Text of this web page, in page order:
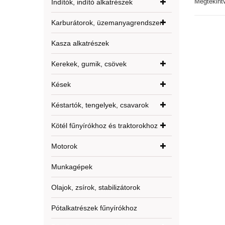
Indítók, indító alkatrészek
Karburátorok, üzemanyagrendszer
Kasza alkatrészek
Kerekek, gumik, csövek
Kések
Késtartók, tengelyek, csavarok
Kötél fűnyírókhoz és traktorokhoz
Motorok
Munkagépek
Olajok, zsírok, stabilizátorok
Pótalkatrészek fűnyírókhoz